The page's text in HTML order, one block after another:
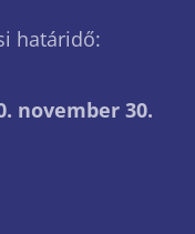
határidő:
november 30.